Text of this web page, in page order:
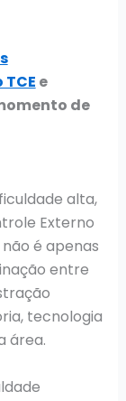
e
de
alta,
Externo
é apenas
entre
tecnologia
área.